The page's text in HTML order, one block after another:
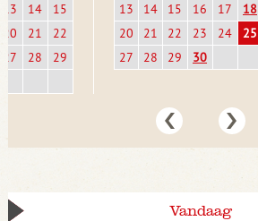
13
14
15
20
21
22
27
28 29
13
14 15 16 17 18
20
21 22 23 24 25
27
28 29 30
Vandaag